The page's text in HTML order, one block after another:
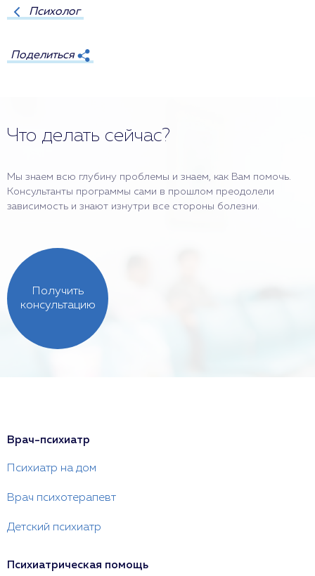
Психолог
Поделиться
Что делать сейчас?
Мы знаем всю глубину проблемы и знаем, как Вам помочь.
Консультанты программы сами в прошлом преодолели
зависимость и знают изнутри все стороны болезни.
Получить
консультацию
Врач-психиатр
Психиатр на дом
Врач психотерапевт
Детский психиатр
Психиатрическая помощь